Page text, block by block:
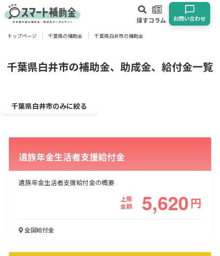
探すコラム お問い合わせ
対象
業種
物流・運輸業 製造業 情報通信業
使い道
経営改善・経営強化 販路拡大 海外展開 設備投資
IT導入
トップページ 千葉県の補助金 千葉県白井市の補助金
千葉県白井市の補助金、助成金、給付金一覧
千葉県白井市のみに絞る
遺族年金生活者支援給付金
遺族年金生活者支援給付金の概要
上限
金額
5,620円
全国給付金